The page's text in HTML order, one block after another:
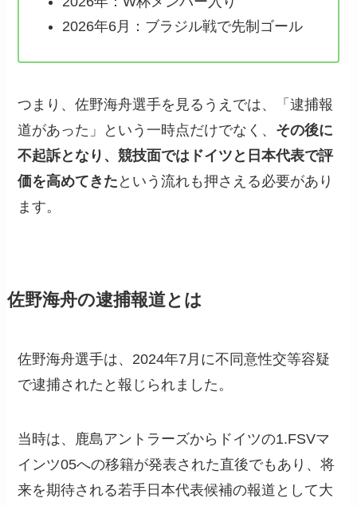
2026年6月：ブラジル戦で先制ゴール
つまり、佐野海舟選手を見るうえでは、「逮捕報
道があった」という一時点だけでなく、 その後に
不起訴となり、競技面ではドイツと日本代表で評
価を高めてきた という流れも押さえる必要があり
ます。
佐野海舟の逮捕報道とは
佐野海舟選手は、2024年7月に不同意性交等容疑
で逮捕されたと報じられました。
当時は、鹿島アントラーズからドイツの1.FSVマ
インツ05への移籍が発表された直後でもあり、将
来を期待される若手日本代表候補の報道として大